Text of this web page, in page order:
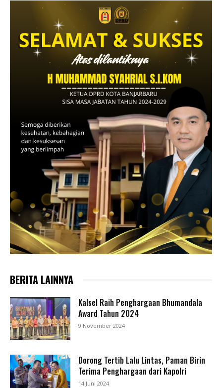
BERITA LAINNYA
Kalsel Raih Penghargaan Bhumandala
Award Tahun 2024
9 November 2024
Dorong Tertib Lalu Lintas, Paman Birin
Terima Penghargaan dari Kapolri
14 Juni 2024